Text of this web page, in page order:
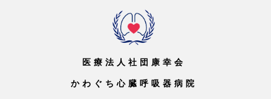
医療法人社団康幸会
かわぐち心臓呼吸器病院